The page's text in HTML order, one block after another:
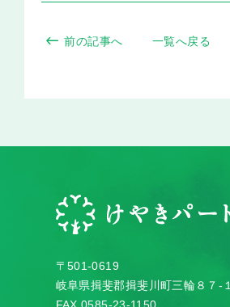
前の記事へ 一覧へ戻る
〒501-0619
岐阜県揖斐郡揖斐川町三輪８７-１